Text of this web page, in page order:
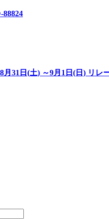
88824
月31日(土) ～9月1日(日) リ